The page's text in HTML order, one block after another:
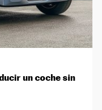
un coche sin